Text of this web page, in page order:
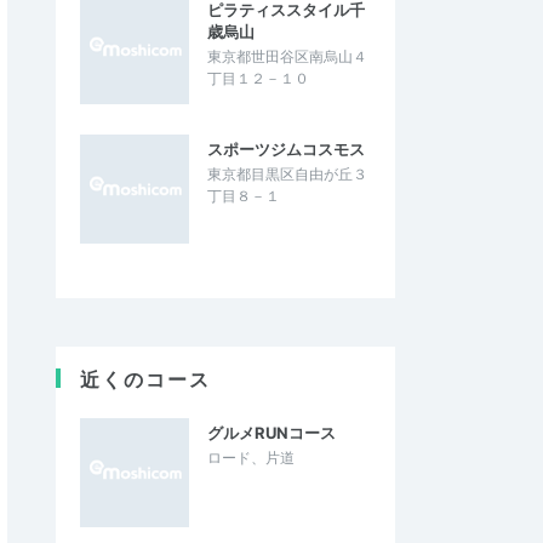
ピラティススタイル千
歳烏山
東京都世田谷区南烏山４
丁目１２－１０
スポーツジムコスモス
東京都目黒区自由が丘３
丁目８－１
近くのコース
グルメRUNコース
ロード、片道